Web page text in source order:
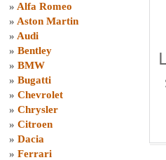
» Alfa Romeo
» Aston Martin
» Audi
» Bentley
» BMW
» Bugatti
» Chevrolet
» Chrysler
» Citroen
» Dacia
» Ferrari